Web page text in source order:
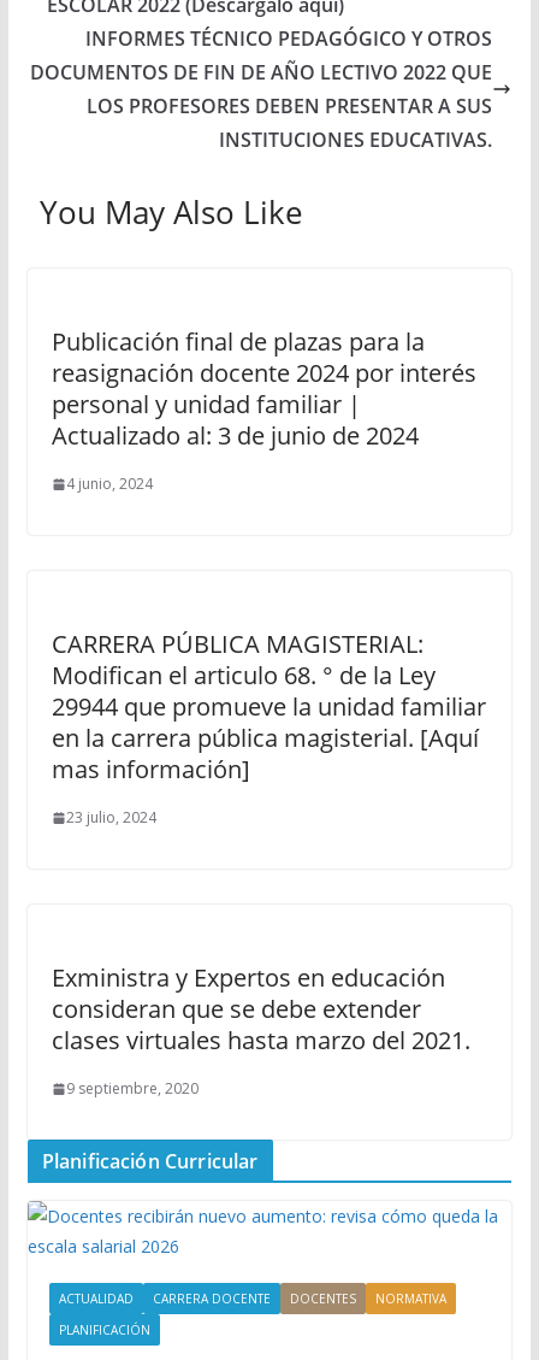
INFORMES TÉCNICO PEDAGÓGICO Y OTROS
DOCUMENTOS DE FIN DE AÑO LECTIVO 2022 QUE
LOS PROFESORES DEBEN PRESENTAR A SUS
INSTITUCIONES EDUCATIVAS.
You May Also Like
Publicación final de plazas para la
reasignación docente 2024 por interés
personal y unidad familiar |
Actualizado al: 3 de junio de 2024
4 junio, 2024
CARRERA PÚBLICA MAGISTERIAL:
Modifican el articulo 68. ° de la Ley
29944 que promueve la unidad familiar
en la carrera pública magisterial. [Aquí
mas información]
23 julio, 2024
Exministra y Expertos en educación
consideran que se debe extender
clases virtuales hasta marzo del 2021.
9 septiembre, 2020
Planificación Curricular
ACTUALIDAD CARRERA DOCENTE DOCENTES
NORMATIVA
PLANIFICACIÓN